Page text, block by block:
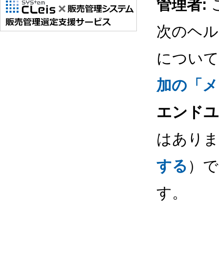
管理者:
次のヘ
につい
加の「
エンド
はあり
する ）
す。